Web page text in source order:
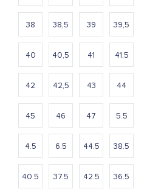
38 38,5 39 39,5
40 40,5 41 41,5
42 42,5 43 44
45 46 47 5.5
4.5 6.5 44.5 38.5
40.5 37.5 42.5 36.5